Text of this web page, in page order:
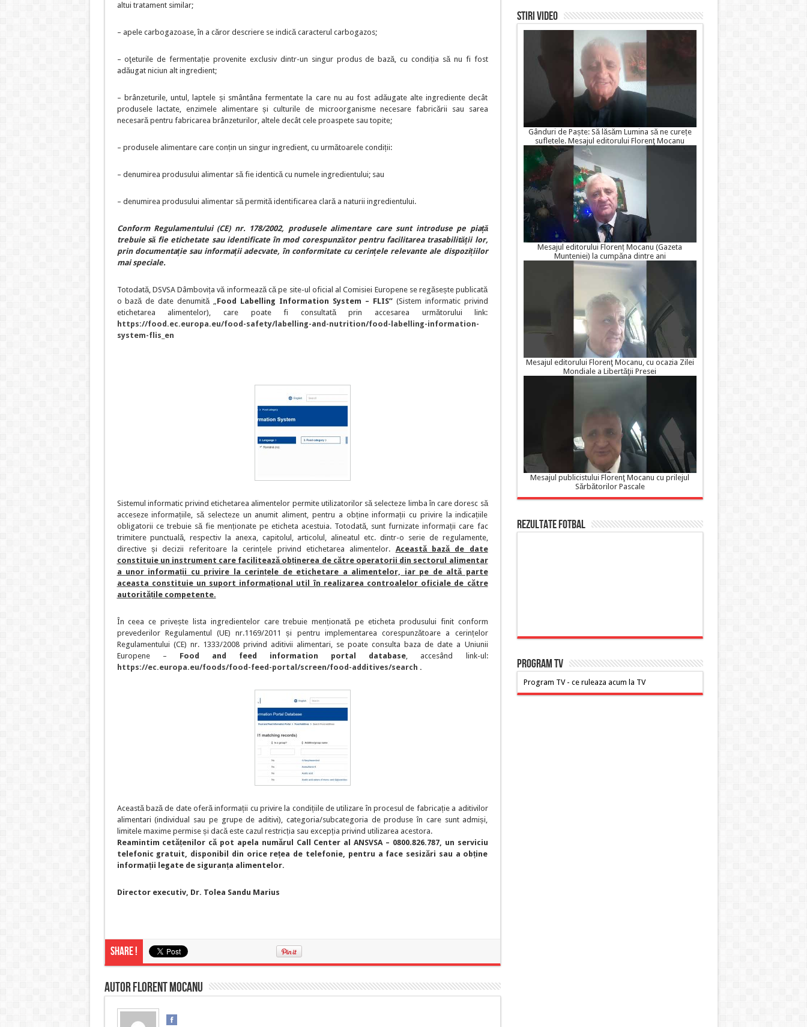
altui tratament similar;
– apele carbogazoase, în a căror descriere se indică caracterul carbogazos;
– oţeturile de fermentație provenite exclusiv dintr-un singur produs de bază, cu condiția să nu fi fost
adăugat niciun alt ingredient;
– brânzeturile, untul, laptele și smântâna fermentate la care nu au fost adăugate alte ingrediente decât
produsele lactate, enzimele alimentare și culturile de microorganisme necesare fabricării sau sarea
necesară pentru fabricarea brânzeturilor, altele decât cele proaspete sau topite;
– produsele alimentare care conțin un singur ingredient, cu următoarele condiții:
– denumirea produsului alimentar să fie identică cu numele ingredientului; sau
– denumirea produsului alimentar să permită identificarea clară a naturii ingredientului.
Conform Regulamentului (CE) nr. 178/2002, produsele alimentare care sunt introduse pe piață
trebuie să fie etichetate sau identificate în mod corespunzător pentru facilitarea trasabilității lor,
prin documentație sau informații adecvate, în conformitate cu cerințele relevante ale dispozițiilor
mai speciale.
Totodată, DSVSA Dâmbovița vă informează că pe site-ul oficial al Comisiei Europene se regăsește publicată
o bază de date denumită „Food Labelling Information System – FLIS”(Sistem informatic privind
etichetarea alimentelor), care poate fi consultată prin accesarea următorului link:
https://food.ec.europa.eu/food-safety/labelling-and-nutrition/food-labelling-information-
system-flis_en
Sistemul informatic privind etichetarea alimentelor permite utilizatorilor să selecteze limba în care doresc să
acceseze informațiile, să selecteze un anumit aliment, pentru a obține informații cu privire la indicațiile
obligatorii ce trebuie să fie menționate pe eticheta acestuia. Totodată, sunt furnizate informații care fac
trimitere punctuală, respectiv la anexa, capitolul, articolul, alineatul etc. dintr-o serie de regulamente,
directive și decizii referitoare la cerințele privind etichetarea alimentelor. Această bază de date
constituie un instrument care facilitează obținerea de către operatorii din sectorul alimentar
a unor informații cu privire la cerințele de etichetare a alimentelor, iar pe de altă parte
aceasta constituie un suport informațional util în realizarea controalelor oficiale de către
autoritățile competente.
În ceea ce privește lista ingredientelor care trebuie menționată pe eticheta produsului finit conform
prevederilor Regulamentul (UE) nr.1169/2011 și pentru implementarea corespunzătoare a cerințelor
Regulamentului (CE) nr. 1333/2008 privind aditivii alimentari, se poate consulta baza de date a Uniunii
Europene – Food and feed information portal database, accesând link-ul:
https://ec.europa.eu/foods/food-feed-portal/screen/food-additives/search .
Această bază de date oferă informații cu privire la condițiile de utilizare în procesul de fabricație a aditivilor
alimentari (individual sau pe grupe de aditivi), categoria/subcategoria de produse în care sunt admiși,
limitele maxime permise și dacă este cazul restricția sau excepția privind utilizarea acestora.
Reamintim cetățenilor că pot apela numărul Call Center al ANSVSA – 0800.826.787, un serviciu
telefonic gratuit, disponibil din orice rețea de telefonie, pentru a face sesizări sau a obține
informații legate de siguranța alimentelor.
Director executiv, Dr. Tolea Sandu Marius
Share !
Autor Florent MOCANU
STIRI VIDEO
Gânduri de Paște: Să lăsăm Lumina să ne curețe
sufletele. Mesajul editorului Florenţ Mocanu
Mesajul editorului Florenț Mocanu (Gazeta
Munteniei) la cumpăna dintre ani
Mesajul editorului Florenţ Mocanu, cu ocazia Zilei
Mondiale a Libertăţii Presei
Mesajul publicistului Florenţ Mocanu cu prilejul
Sărbătorilor Pascale
Rezultate FOTBAL
PROGRAM TV
Program TV - ce ruleaza acum la TV